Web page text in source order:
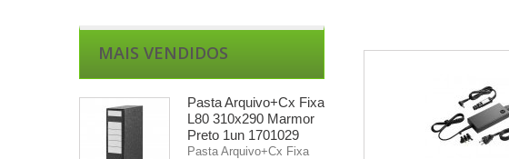
MAIS VENDIDOS
Pasta Arquivo+Cx Fixa
L80 310x290 Marmor
Preto 1un 1701029
Pasta Arquivo+Cx Fixa